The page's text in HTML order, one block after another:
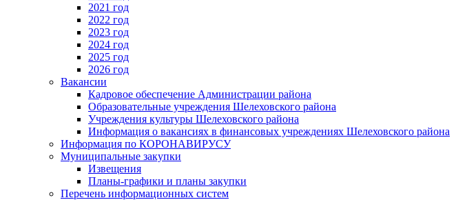
2021 год
2022 год
2023 год
2024 год
2025 год
2026 год
Вакансии
Кадровое обеспечение Администрации района
Образовательные учреждения Шелеховского района
Учреждения культуры Шелеховского района
Информация о вакансиях в финансовых учреждениях Шелеховского района
Информация по КОРОНАВИРУСУ
Муниципальные закупки
Извещения
Планы-графики и планы закупки
Перечень информационных систем